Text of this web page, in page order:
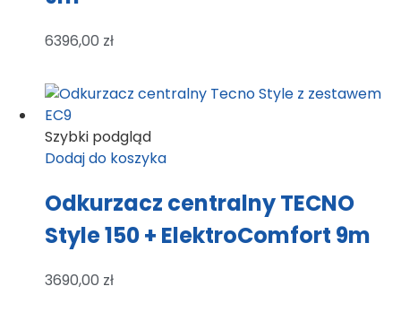
6396,00 zł
Szybki podgląd
Dodaj do koszyka
Odkurzacz centralny TECNO
Style 150 + ElektroComfort 9m
3690,00 zł